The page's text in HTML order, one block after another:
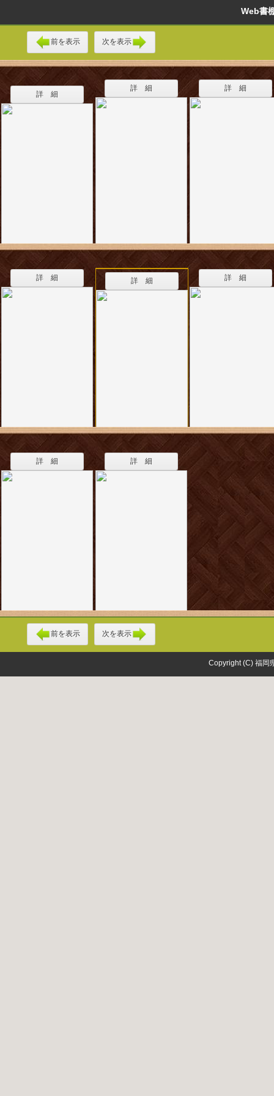
Web
前を表示 次を表示
詳 細
詳 細 詳 細
詳 細 詳 細 詳 細
詳 細 詳 細
前を表示 次を表示
Copyright (C) 福岡